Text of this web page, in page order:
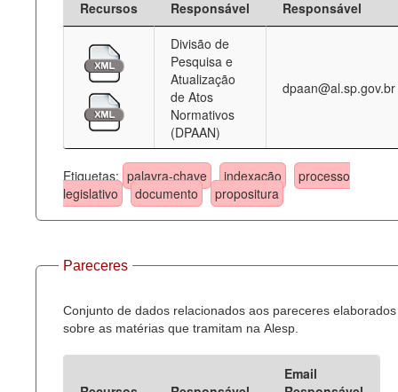
Recursos Responsável
Responsável
Divisão de
Pesquisa e
Atualização
de Atos
Normativos
(DPAAN)
dpaan@al.sp.gov.br
Etiquetas: palavra-chave indexação
processo
legislativo
documento propositura
Pareceres
Conjunto de dados relacionados aos pareceres elaborados
sobre as matérias que tramitam na Alesp.
Email